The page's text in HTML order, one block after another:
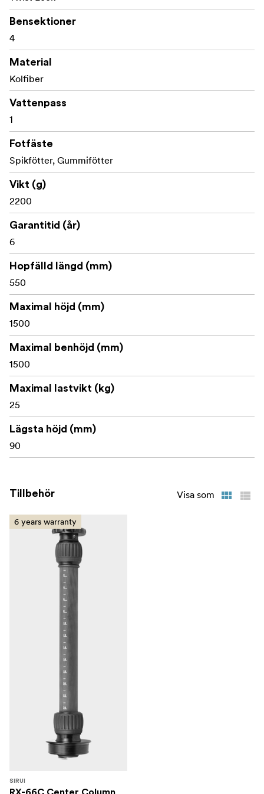
RX-75A Adapterskål 75mm
3x Spikfötter i rostfritt stål
Bensektioner
4
Material
Kolfiber
Vattenpass
1
Fotfäste
Spikfötter, Gummifötter
Vikt (g)
2200
Garantitid (år)
6
Hopfälld längd (mm)
550
Maximal höjd (mm)
1500
Maximal benhöjd (mm)
1500
Maximal lastvikt (kg)
25
Lägsta höjd (mm)
90
Tillbehör Visa som
6 years warranty
SIRUI